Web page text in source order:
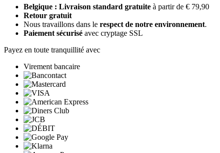
Belgique : Livraison standard gratuite à partir de € 79,90
Retour gratuit
Nous travaillons dans le respect de notre environnement.
Paiement sécurisé avec cryptage SSL
Payez en toute tranquillité avec
Virement bancaire